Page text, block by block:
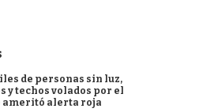
de personas sin luz,
y techos volados por el
ameritó alerta roja